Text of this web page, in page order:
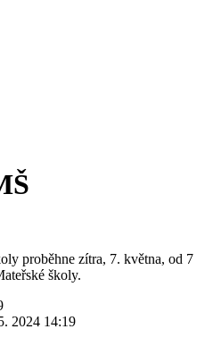
proběhne zítra, 7. května, od 7
školy.
2024 14:19